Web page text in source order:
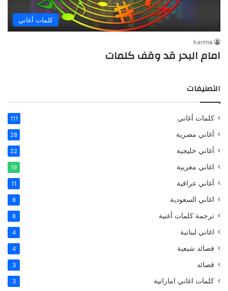
كلمات أغاني
karima
امام البحر قد وقف كلمات
التصنيفات
كلمات أغاني 111
أغاني مصرية 28
أغاني خليجية 22
اغاني مغربية 19
أغاني عراقية 11
اغاني السعودية 8
ترجمة كلمات أغنية 8
اغاني لبنانية 4
قصائد شيعية 4
قصائد 3
كلمات اغاني اماراتية 3